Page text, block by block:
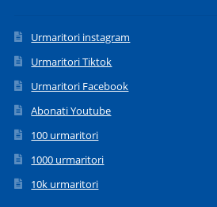
Urmaritori instagram
Urmaritori Tiktok
Urmaritori Facebook
Abonati Youtube
100 urmaritori
1000 urmaritori
10k urmaritori